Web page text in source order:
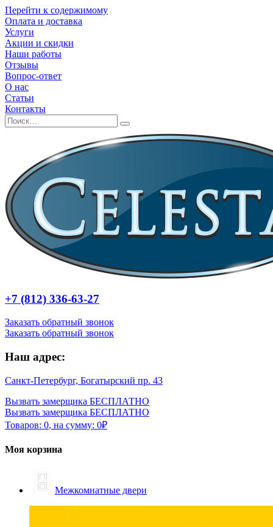
Перейти к содержимому
Оплата и доставка
Услуги
Акции и скидки
Наши работы
Отзывы
Вопрос-ответ
О нас
Статьи
Контакты
+7 (812) 336-63-27
Заказать обратный звонок
Заказать обратный звонок
Наш адрес:
Санкт-Петербург, Богатырский пр. 43
Вызвать замерщика БЕСПЛАТНО
Вызвать замерщика БЕСПЛАТНО
Товаров: 0, на сумму: 0₽
Моя корзина
Межкомнатные двери